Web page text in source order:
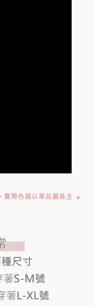
實際色請以單品圖為主 ▲